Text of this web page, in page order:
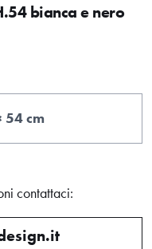
bianca e nero
54 cm
contattaci: